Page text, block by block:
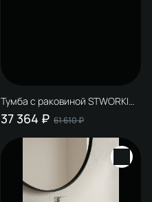
Тумба с раковиной STWORKI
Рандерс 100 антрацит,
подвесная, с подсветкой,
раковина Sanita luxe Novel Slim
37 364 ₽ 61 610 ₽